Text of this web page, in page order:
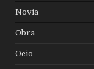
Novia
Obra
Ocio